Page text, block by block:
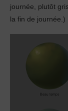
journée, plutôt
la fin de journée.)